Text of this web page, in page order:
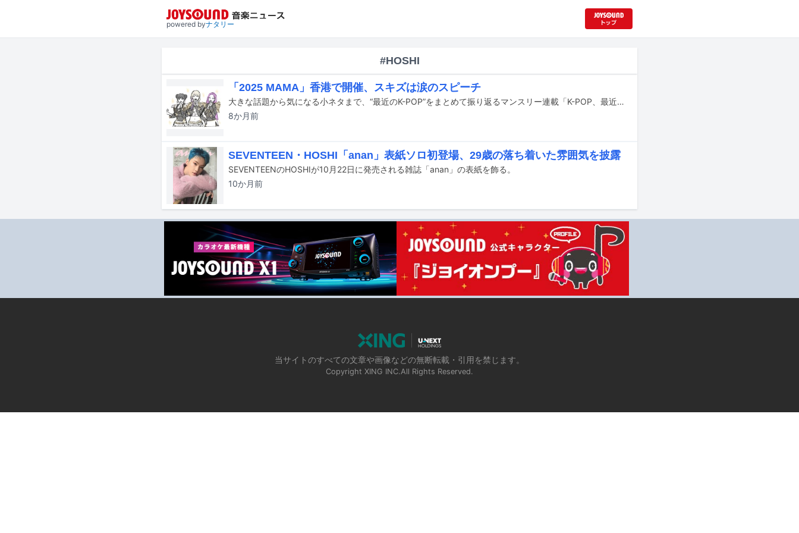
powered byナタリー
#HOSHI
「2025 MAMA」香港で開催、スキズは涙のスピーチ
大きな話題から気になる小ネタまで、“最近のK-POP”をまとめて振り返るマンスリー連載「K-POP、最近どう？」。いよいよ年末恒例の授賞式シーズンが到来し、1年の総決算へ向けて動き出した11月。厳粛な雰囲気の中で開催された「2025 MAMA AWARDS」では、Stray Kidsによる涙のスピーチや、BABYMONSTERが披露した迫力たっぷりの「Golden」カバーなど、心を揺さぶるシーンが多々映し出されました。一方で、EVNNEの再契約やAKMUの新たな旅立ちなど、アーティストたちの未来に関わる重要なニュースも到着。本稿では、冬の訪れとともに届けられた多彩な新曲はもちろん、今月も11月のK-POPシーンから印象的な出来事をピックアップしてお届けします。
8か月前
SEVENTEEN・HOSHI「anan」表紙ソロ初登場、29歳の落ち着いた雰囲気を披露
SEVENTEENのHOSHIが10月22日に発売される雑誌「anan」の表紙を飾る。
10か月前
当サイトのすべての文章や画像などの無断転載・引用を禁じます。
Copyright XING INC.All Rights Reserved.